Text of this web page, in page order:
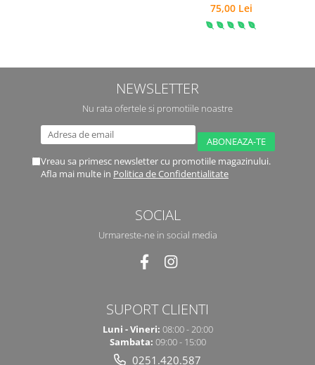
75,00 Lei
NEWSLETTER
Nu rata ofertele si promotiile noastre
Vreau sa primesc newsletter cu promotiile magazinului.
Afla mai multe in Politica de Confidentialitate
SOCIAL
Urmareste-ne in social media
SUPORT CLIENTI
Luni - Vineri: 08:00 - 20:00
Sambata: 09:00 - 15:00
0251.420.587